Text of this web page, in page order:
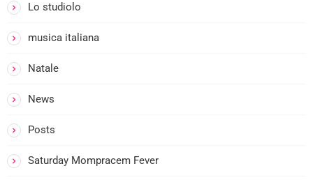
Lo studiolo
musica italiana
Natale
News
Posts
Saturday Mompracem Fever